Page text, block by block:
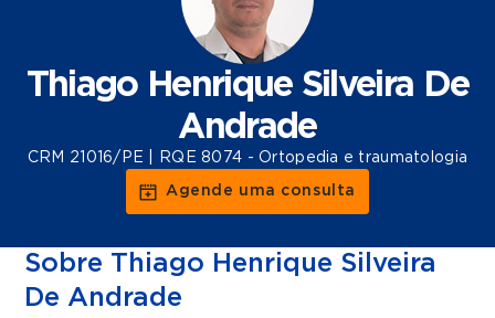
Thiago Henrique Silveira De
Andrade
CRM 21016/PE | RQE 8074 - Ortopedia e traumatologia
Agende uma consulta
Sobre Thiago Henrique Silveira
De Andrade